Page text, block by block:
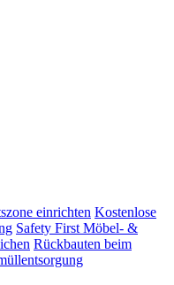
einrichten Kostenlose
Safety First Möbel- &
Rückbauten beim